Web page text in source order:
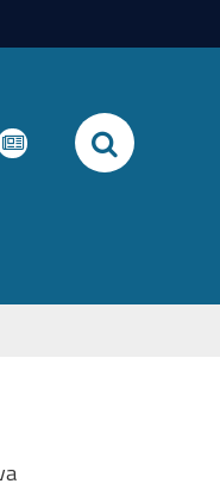
newsletter SEARCH